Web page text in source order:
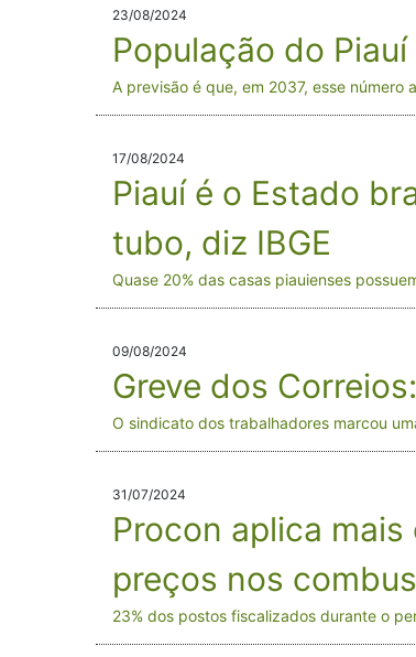
23/08/2024
População do
A previsão é que, em 2037, esse número
17/08/2024
Piauí é o Estado
tubo, diz IBGE
Quase 20% das casas piauienses
09/08/2024
Greve dos
O sindicato dos trabalhadores marcou
31/07/2024
Procon aplica
preços nos
23% dos postos fiscalizados durante o